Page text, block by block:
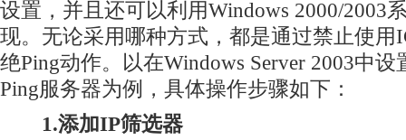
设置，并且还可以利用Windows 2000/2003
现。无论采用哪种方式，都是通过禁止使用
绝Ping动作。以在Windows Server 2003中
Ping服务器为例，具体操作步骤如下：
1.添加IP筛选器